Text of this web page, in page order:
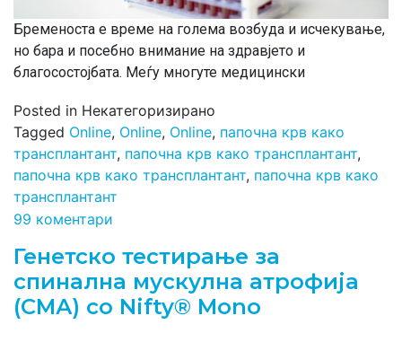
Бременоста е време на голема возбуда и исчекување,
но бара и посебно внимание на здравјето и
благосостојбата. Меѓу многуте медицински
Posted in Некатегоризирано
Tagged Online, Online, Online, папочна крв како
трансплантант, папочна крв како трансплантант,
папочна крв како трансплантант, папочна крв како
трансплантант
99 коментари
Генетско тестирање за
спинална мускулна атрофија
(СМА) со Nifty® Mono